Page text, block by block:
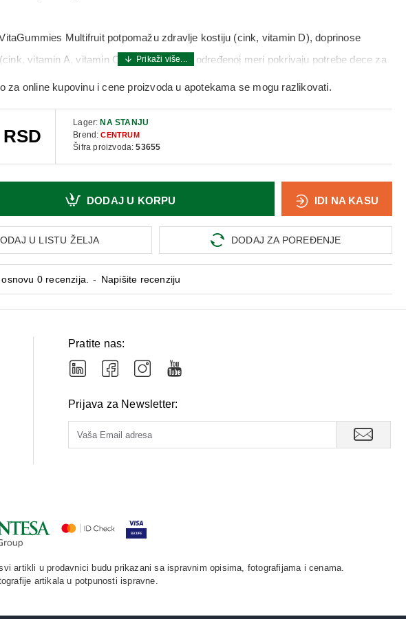
Multifruit potpomažu zdravlje kostiju (cink, vitamin D), doprinose
vitamin A, vitamin C, vitamin D), a u određenoj meri pokrivaju potrebe dece za
B6, vitamin B 12, biotin). Doprinose normalnom radu nervnog sistema (vitamin C,
za online kupovinu i cene proizvoda u apotekama se mogu razlikovati.
osnovu 0 recenzija. - Napišite recenziju
Lager: NA STANJU
Brend: CENTRUM
Šifra proizvoda: 53655
DODAJ U KORPU IDI NA KASU
U LISTU ŽELJA DODAJ ZA POREĐENJE
Pratite nas:
Prijava za Newsletter:
artikli u prodavnici budu prikazani sa ispravnim opisima, fotografijama i cenama.
artikala u potpunosti ispravne.